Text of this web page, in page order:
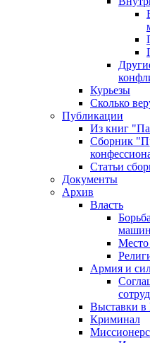
Курьезы
Сколько
Публикации
Из книг
Сборник
Статьи
Документы
Архив
Власть
Место
Армия и
Выставки в
Криминал